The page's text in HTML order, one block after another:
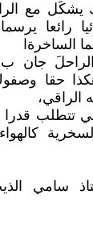
مع
رائعا
الساخرةا
جان
حقا
الراقي،
تتطلب قدرا
سامي